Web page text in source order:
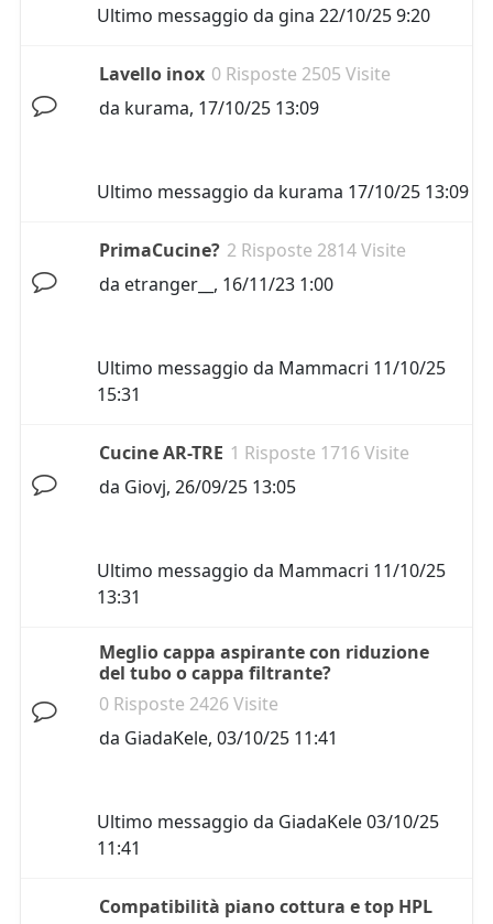
Ultimo messaggio da gina 22/10/25 9:20
Lavello inox 0 Risposte 2505 Visite
da kurama, 17/10/25 13:09
Ultimo messaggio da kurama 17/10/25 13:09
PrimaCucine? 2 Risposte 2814 Visite
da etranger__ , 16/11/23 1:00
Ultimo messaggio da Mammacri 11/10/25
15:31
Cucine AR-TRE 1 Risposte 1716 Visite
da Giovj, 26/09/25 13:05
Ultimo messaggio da Mammacri 11/10/25
13:31
Meglio cappa aspirante con riduzione
del tubo o cappa filtrante?
0 Risposte 2426 Visite
da GiadaKele, 03/10/25 11:41
Ultimo messaggio da GiadaKele03/10/25
11:41
Compatibilità piano cottura e top HPL